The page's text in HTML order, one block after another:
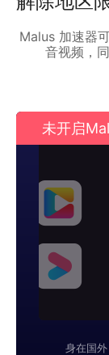
Malus 加速器
音视频，
未开启
身在国